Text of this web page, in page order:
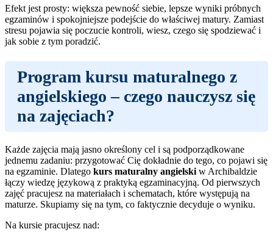
Efekt jest prosty: większa pewność siebie, lepsze wyniki próbnych
egzaminów i spokojniejsze podejście do właściwej matury. Zamiast
stresu pojawia się poczucie kontroli, wiesz, czego się spodziewać i
jak sobie z tym poradzić.
Program kursu maturalnego z
angielskiego – czego nauczysz się
na zajęciach?
Każde zajęcia mają jasno określony cel i są podporządkowane
jednemu zadaniu: przygotować Cię dokładnie do tego, co pojawi się
na egzaminie. Dlatego kurs maturalny angielski w Archibaldzie
łączy wiedzę językową z praktyką egzaminacyjną. Od pierwszych
zajęć pracujesz na materiałach i schematach, które występują na
maturze. Skupiamy się na tym, co faktycznie decyduje o wyniku.
Na kursie pracujesz nad: